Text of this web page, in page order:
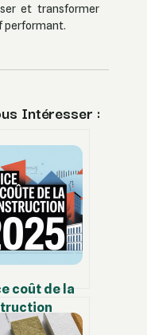
et transformer
performant.
Intéresser :
coût de la
valeurs,